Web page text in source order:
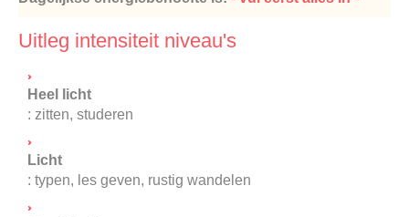
Uitleg intensiteit niveau's
Heel licht
: zitten, studeren
Licht
: typen, les geven, rustig wandelen